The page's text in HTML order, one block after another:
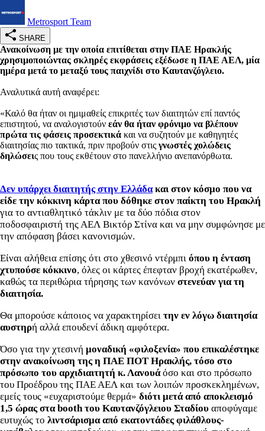
Metrosport Team
SHARE
Ανακοίνωση με την οποία επιτίθεται στην ΠΑΕ Ηρακλής
χρησιμοποιώντας σκληρές εκφράσεις εξέδωσε η ΠΑΕ ΑΕΛ, μία
ημέρα μετά το μεταξύ τους παιχνίδι στο Καυτανζόγλειο.
Αναλυτικά αυτή αναφέρει:
«Καλό θα ήταν οι ημιμαθείς επικριτές των διαιτητών επί παντός
επιστητού, να αναλογιστούν εάν θα ήταν φρόνιμο να βλέπουν
πρώτα τις φάσεις προσεκτικά και να συζητούν με καθηγητές
διαιτησίας πιο τακτικά, πριν προβούν στις γνωστές χολώδεις
δηλώσεις που τους εκθέτουν στο πανελλήνιο ανεπανόρθωτα.
Δεν υπάρχει διαιτητής στην Ελλάδακαι στον κόσμο που να
είδε την κόκκινη κάρτα που δόθηκε στον παίκτη του Ηρακλή
για το αντιαθλητικό τάκλιν με τα δύο πόδια στον
ποδοσφαιριστή της ΑΕΛ Βικτόρ Στίνα και να μην συμφώνησε με
την απόφαση βάσει κανονισμών.
Είναι αλήθεια επίσης ότι στο χθεσινό ντέρμπι όπου η ένταση
χτυπούσε κόκκινο, όλες οι κάρτες έπεφταν βροχή εκατέρωθεν,
καθώς τα περιθώρια τήρησης των κανόνων στενεύαν για τη
διαιτησία.
Θα μπορούσε κάποιος να χαρακτηρίσει την εν λόγω διαιτησία
αυστηρή αλλά επουδενί άδικη αμφότερα.
Όσο για την χτεσινή μοναδική «φιλοξενία» που επικαλέστηκε
στην ανακοίνωση της η ΠΑΕ ΠΟΤ Ηρακλής, τόσο στο
πρόσωπο του αρχιδιαιτητή κ. Λανουάόσο και στο πρόσωπο
του Προέδρου της ΠΑΕ ΑΕΛ και των λοιπών προσκεκλημένων,
εμείς τους «ευχαριστούμε θερμά» διότι μετά από αποκλεισμό
1,5 ώρας στα booth του Καυτανζόγλειου Σταδίου αποφύγαμε
ευτυχώς το λιντσάρισμα από εκατοντάδες φιλάθλους-